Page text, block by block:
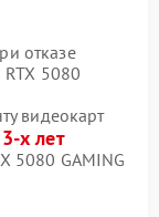
отказе
5080
видеокарт
х лет
5080 GAMING